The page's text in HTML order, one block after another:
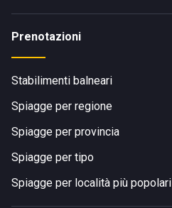
Prenotazioni
Stabilimenti balneari
Spiagge per regione
Spiagge per provincia
Spiagge per tipo
Spiagge per località più popolari